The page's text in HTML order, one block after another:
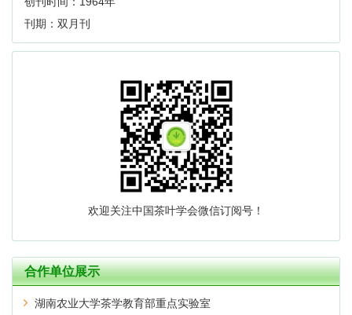
刊期：双月刊
欢迎关注中国茶叶学会微信订阅号！
合作单位展示
湖南农业大学茶学教育部重点实验室